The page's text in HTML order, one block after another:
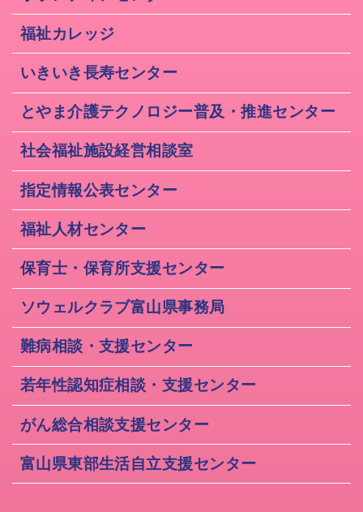
福祉カレッジ
いきいき長寿センター
とやま介護テクノロジー普及・推進センター
社会福祉施設経営相談室
指定情報公表センター
福祉人材センター
保育士・保育所支援センター
ソウェルクラブ富山県事務局
難病相談・支援センター
若年性認知症相談・支援センター
がん総合相談支援センター
富山県東部生活自立支援センター